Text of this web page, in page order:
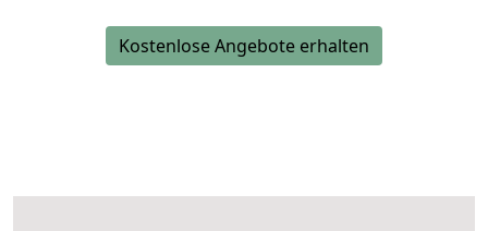
Kostenlose Angebote erhalten